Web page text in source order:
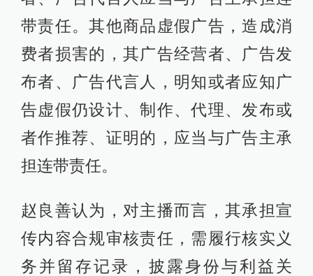
带责任。其他商品虚假广告，造成消
费者损害的，其广告经营者、广告发
布者、广告代言人，明知或者应知广
告虚假仍设计、制作、代理、发布或
者作推荐、证明的，应当与广告主承
担连带责任。
赵良善认为，对主播而言，其承担宣
传内容合规审核责任，需履行核实义
务并留存记录，披露身份与利益关